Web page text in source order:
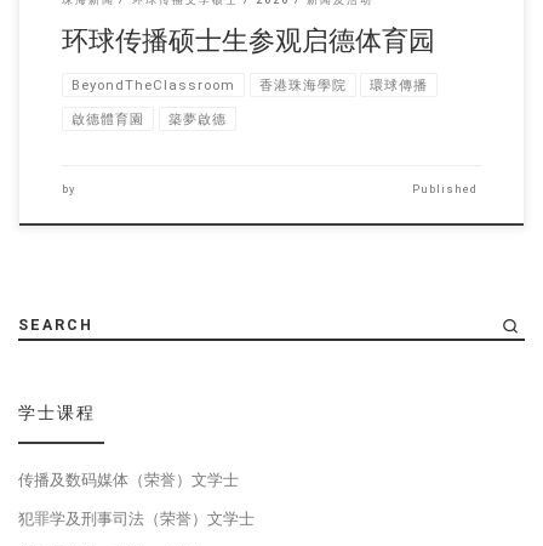
环球传播硕士生参观启德体育园
BeyondTheClassroom 香港珠海學院 環球傳播
啟德體育園 築夢啟德
by Published
SEARCH
学士课程
传播及数码媒体（荣誉）文学士
犯罪学及刑事司法（荣誉）文学士